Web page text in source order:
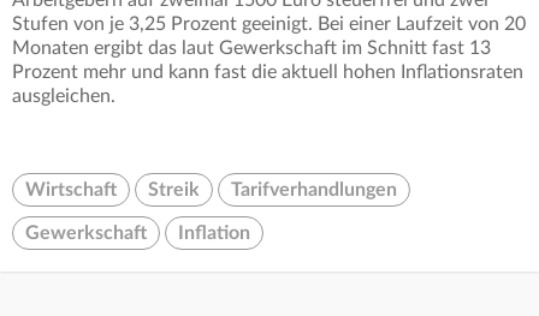
Stufen von je 3,25 Prozent geeinigt. Bei einer Laufzeit von 20
Monaten ergibt das laut Gewerkschaft im Schnitt fast 13
Prozent mehr und kann fast die aktuell hohen Inflationsraten
ausgleichen.
Wirtschaft Streik Tarifverhandlungen
Gewerkschaft Inflation